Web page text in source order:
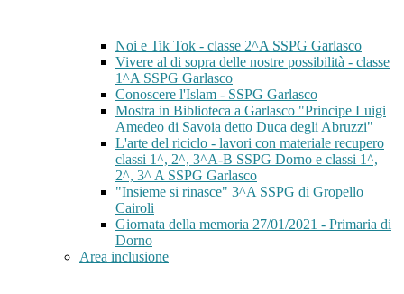
Noi e Tik Tok - classe 2^A SSPG Garlasco
Vivere al di sopra delle nostre possibilità - classe
1^A SSPG Garlasco
Conoscere l'Islam - SSPG Garlasco
Mostra in Biblioteca a Garlasco "Principe Luigi
Amedeo di Savoia detto Duca degli Abruzzi"
L'arte del riciclo - lavori con materiale recupero
classi 1^, 2^, 3^A-B SSPG Dorno e classi 1^,
2^, 3^ A SSPG Garlasco
"Insieme si rinasce" 3^A SSPG di Gropello
Cairoli
Giornata della memoria 27/01/2021 - Primaria di
Dorno
Area inclusione